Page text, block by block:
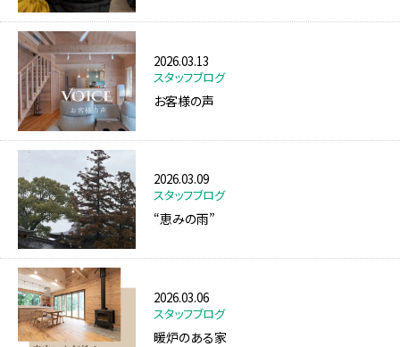
2026.03.13
スタッフブログ
お客様の声
2026.03.09
スタッフブログ
“恵みの雨”
2026.03.06
スタッフブログ
暖炉のある家